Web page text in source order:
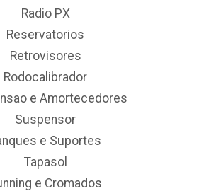
Radio PX
Reservatorios
Retrovisores
Rodocalibrador
e Amortecedores
Suspensor
e Suportes
Tapasol
e Cromados